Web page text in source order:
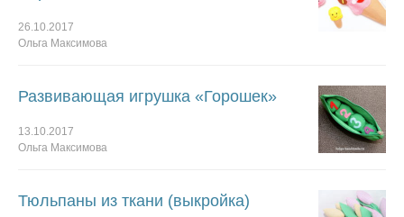
26.10.2017
Ольга Максимова
Развивающая игрушка «Горошек»
13.10.2017
Ольга Максимова
Тюльпаны из ткани (выкройка)